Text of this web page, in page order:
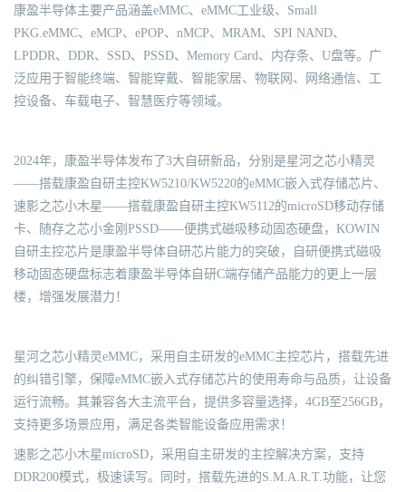
康盈半导体主要产品涵盖eMMC、eMMC工业级、Small
PKG.eMMC、eMCP、ePOP、nMCP、MRAM、SPI NAND、
LPDDR、DDR、SSD、PSSD、Memory Card、内存条、U盘等。广
泛应用于智能终端、智能穿戴、智能家居、物联网、网络通信、工
控设备、车载电子、智慧医疗等领域。
2024年，康盈半导体发布了3大自研新品，分别是星河之芯小精灵
——搭载康盈自研主控KW5210/KW5220的eMMC嵌入式存储芯片、
速影之芯小木星——搭载康盈自研主控KW5112的microSD移动存储
卡、随存之芯小金刚PSSD——便携式磁吸移动固态硬盘，KOWIN
自研主控芯片是康盈半导体自研芯片能力的突破，自研便携式磁吸
移动固态硬盘标志着康盈半导体自研C端存储产品能力的更上一层
楼，增强发展潜力！
星河之芯小精灵eMMC，采用自主研发的eMMC主控芯片，搭载先进
的纠错引擎，保障eMMC嵌入式存储芯片的使用寿命与品质，让设备
运行流畅。其兼容各大主流平台，提供多容量选择，4GB至256GB，
支持更多场景应用，满足各类智能设备应用需求！
速影之芯小木星microSD，采用自主研发的主控解决方案，支持
DDR200模式，极速读写。同时，搭载先进的S.M.A.R.T.功能，让您